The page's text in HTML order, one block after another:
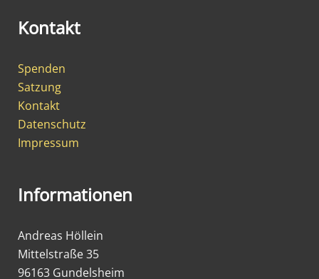
Kontakt
Spenden
Satzung
Kontakt
Datenschutz
Impressum
Informationen
Andreas Höllein
Mittelstraße 35
96163 Gundelsheim